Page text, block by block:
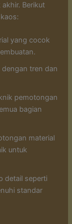
Berikut
yang cocok
dengan tren dan
pemotongan
bagian
material
untuk
detail seperti
standar